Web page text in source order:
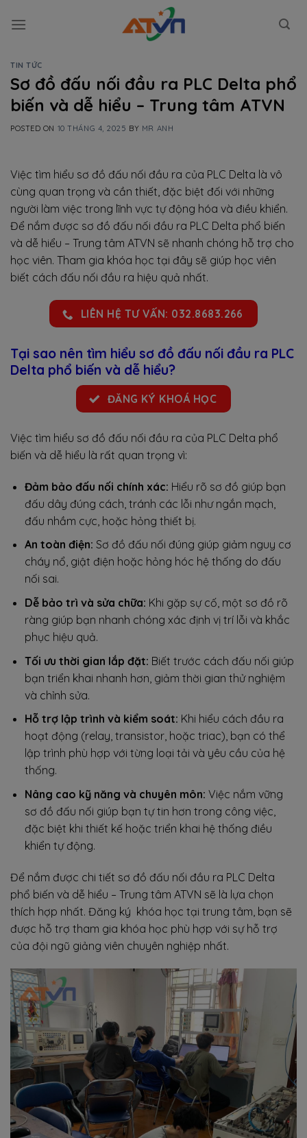
TIN TỨC
Sơ đồ đấu nối đầu ra PLC Delta phổ
biến và dễ hiểu – Trung tâm ATVN
POSTED ON 10 THÁNG 4, 2025 BY MR ANH
Việc tìm hiểu sơ đồ đấu nối đầu ra của PLC Delta là vô
cùng quan trọng và cần thiết, đặc biệt đối với những
người làm việc trong lĩnh vực tự động hóa và điều khiển.
Để nắm được sơ đồ đấu nối đầu ra PLC Delta phổ biến
và dễ hiểu – Trung tâm ATVN sẽ nhanh chóng hỗ trợ cho
học viên. Tham gia khóa học tại đây sẽ giúp học viên
biết cách đấu nối đầu ra hiệu quả nhất.
LIÊN HỆ TƯ VẤN: 032.8683.266
Tại sao nên tìm hiểu sơ đồ đấu nối đầu ra PLC
Delta phổ biến và dễ hiểu?
ĐĂNG KÝ KHOÁ HỌC
Việc tìm hiểu sơ đồ đấu nối đầu ra của PLC Delta phổ
biến và dễ hiểu là rất quan trọng vì:
Đảm bảo đấu nối chính xác: Hiểu rõ sơ đồ giúp bạn
đấu dây đúng cách, tránh các lỗi như ngắn mạch,
đấu nhầm cực, hoặc hỏng thiết bị.
An toàn điện: Sơ đồ đấu nối đúng giúp giảm nguy cơ
cháy nổ, giật điện hoặc hỏng hóc hệ thống do đấu
nối sai.
Dễ bảo trì và sửa chữa: Khi gặp sự cố, một sơ đồ rõ
ràng giúp bạn nhanh chóng xác định vị trí lỗi và khắc
phục hiệu quả.
Tối ưu thời gian lắp đặt: Biết trước cách đấu nối giúp
bạn triển khai nhanh hơn, giảm thời gian thử nghiệm
và chỉnh sửa.
Hỗ trợ lập trình và kiểm soát: Khi hiểu cách đầu ra
hoạt động (relay, transistor, hoặc triac), bạn có thể
lập trình phù hợp với từng loại tải và yêu cầu của hệ
thống.
Nâng cao kỹ năng và chuyên môn: Việc nắm vững
sơ đồ đấu nối giúp bạn tự tin hơn trong công việc,
đặc biệt khi thiết kế hoặc triển khai hệ thống điều
khiển tự động.
Để nắm được chi tiết sơ đồ đấu nối đầu ra PLC Delta
phổ biến và dễ hiểu – Trung tâm ATVN sẽ là lựa chọn
thích hợp nhất. Đăng ký khóa học tại trung tâm, bạn sẽ
được hỗ trợ tham gia khóa học phù hợp với sự hỗ trợ
của đội ngũ giảng viên chuyên nghiệp nhất.